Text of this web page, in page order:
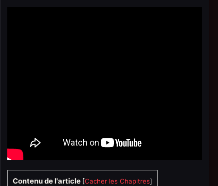
Contenu de l'article [Cacher les Chapitres]